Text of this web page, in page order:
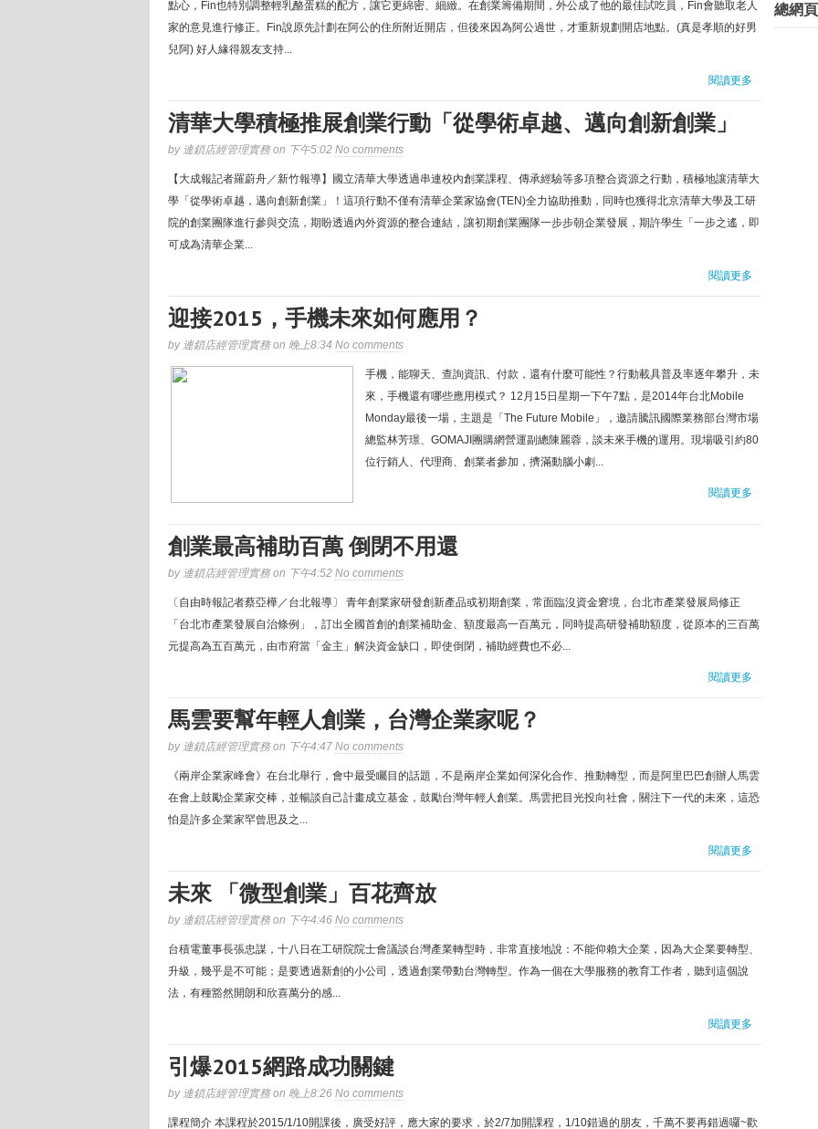
點心，Fin也特別調整輕乳酪蛋糕的配方，讓它更綿密、細緻。在創業籌備期間，外公成了他的最佳試吃員，Fin會聽取老人
家的意見進行修正。Fin說原先計劃在阿公的住所附近開店，但後來因為阿公過世，才重新規劃開店地點。(真是孝順的好男
兒阿) 好人緣得親友支持...
閱讀更多
清華大學積極推展創業行動「從學術卓越、邁向創新創業」
by 連鎖店經管理實務 on 下午5:02 No comments
【大成報記者羅蔚舟／新竹報導】國立清華大學透過串連校內創業課程、傳承經驗等多項整合資源之行動，積極地讓清華大
學「從學術卓越，邁向創新創業」！這項行動不僅有清華企業家協會(TEN)全力協助推動，同時也獲得北京清華大學及工研
院的創業團隊進行參與交流，期盼透過內外資源的整合連結，讓初期創業團隊一步步朝企業發展，期許學生「一步之遙，即
可成為清華企業...
閱讀更多
迎接2015，手機未來如何應用？
by 連鎖店經管理實務 on 晚上8:34 No comments
手機，能聊天、查詢資訊、付款，還有什麼可能性？行動載具普及率逐年攀升，未
來，手機還有哪些應用模式？ 12月15日星期一下午7點，是2014年台北Mobile
Monday最後一場，主題是「The Future Mobile」，邀請騰訊國際業務部台灣市場
總監林芳璟、GOMAJI團購網營運副總陳麗蓉，談未來手機的運用。現場吸引約80
位行銷人、代理商、創業者參加，擠滿動腦小劇...
閱讀更多
創業最高補助百萬 倒閉不用還
by 連鎖店經管理實務 on 下午4:52 No comments
〔自由時報記者蔡亞樺／台北報導〕 青年創業家研發創新產品或初期創業，常面臨沒資金窘境，台北市產業發展局修正
「台北市產業發展自治條例」，訂出全國首創的創業補助金、額度最高一百萬元，同時提高研發補助額度，從原本的三百萬
元提高為五百萬元，由市府當「金主」解決資金缺口，即使倒閉，補助經費也不必...
閱讀更多
馬雲要幫年輕人創業，台灣企業家呢？
by 連鎖店經管理實務 on 下午4:47 No comments
《兩岸企業家峰會》在台北舉行，會中最受矚目的話題，不是兩岸企業如何深化合作、推動轉型，而是阿里巴巴創辦人馬雲
在會上鼓勵企業家交棒，並暢談自己計畫成立基金，鼓勵台灣年輕人創業。馬雲把目光投向社會，關注下一代的未來，這恐
怕是許多企業家罕曾思及之...
閱讀更多
未來 「微型創業」百花齊放
by 連鎖店經管理實務 on 下午4:46 No comments
台積電董事長張忠謀，十八日在工研院院士會議談台灣產業轉型時，非常直接地說：不能仰賴大企業，因為大企業要轉型、
升級，幾乎是不可能；是要透過新創的小公司，透過創業帶動台灣轉型。作為一個在大學服務的教育工作者，聽到這個說
法，有種豁然開朗和欣喜萬分的感...
閱讀更多
引爆2015網路成功關鍵
by 連鎖店經管理實務 on 晚上8:26 No comments
課程簡介 本課程於2015/1/10開課後，廣受好評，應大家的要求，於2/7加開課程，1/10錯過的朋友，千萬不要再錯過囉~歡
總網